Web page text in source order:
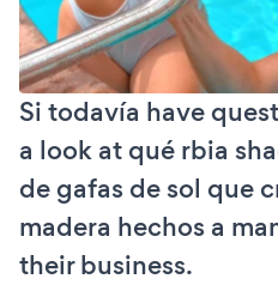
Si todavía have
a look at qué rbia
de gafas de sol que
madera hechos a
their business.